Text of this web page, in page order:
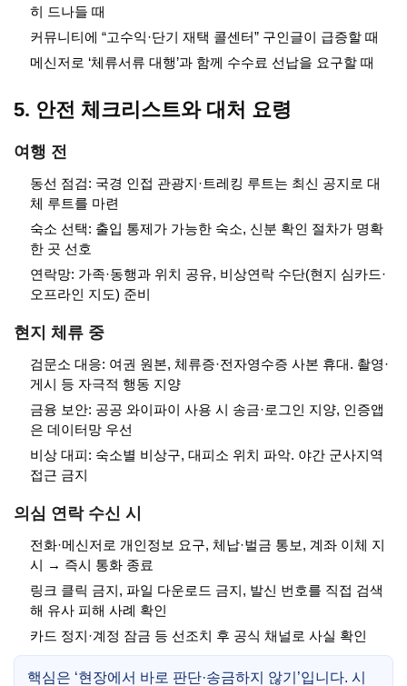
히 드나들 때
커뮤니티에 “고수익·단기 재택 콜센터” 구인글이 급증할 때
메신저로 ‘체류서류 대행’과 함께 수수료 선납을 요구할 때
5. 안전 체크리스트와 대처 요령
여행 전
동선 점검: 국경 인접 관광지·트레킹 루트는 최신 공지로 대
체 루트를 마련
숙소 선택: 출입 통제가 가능한 숙소, 신분 확인 절차가 명확
한 곳 선호
연락망: 가족·동행과 위치 공유, 비상연락 수단(현지 심카드·
오프라인 지도) 준비
현지 체류 중
검문소 대응: 여권 원본, 체류증·전자영수증 사본 휴대. 촬영·
게시 등 자극적 행동 지양
금융 보안: 공공 와이파이 사용 시 송금·로그인 지양, 인증앱
은 데이터망 우선
비상 대피: 숙소별 비상구, 대피소 위치 파악. 야간 군사지역
접근 금지
의심 연락 수신 시
전화·메신저로 개인정보 요구, 체납·벌금 통보, 계좌 이체 지
시 → 즉시 통화 종료
링크 클릭 금지, 파일 다운로드 금지, 발신 번호를 직접 검색
해 유사 피해 사례 확인
카드 정지·계정 잠금 등 선조치 후 공식 채널로 사실 확인
핵심은 ‘현장에서 바로 판단·송금하지 않기’입니다. 시